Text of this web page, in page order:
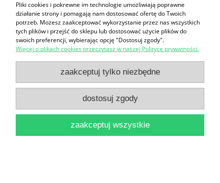
Zakupy
Pomoc
Moje konto
Informacje
pokaż pełną wersję strony
Sklep internetowy Shoper Premium
Pliki cookies i pokrewne im technologie umożliwiają poprawne
działanie strony i pomagają nam dostosować ofertę do Twoich
potrzeb. Możesz zaakceptować wykorzystanie przez nas wszystkich
tych plików i przejść do sklepu lub dostosować użycie plików do
swoich preferencji, wybierając opcję "Dostosuj zgody".
Więcej o plikach cookies przeczytasz w naszej Polityce prywatności.
zaakceptuj tylko niezbędne
dostosuj zgody
zaakceptuj wszystkie